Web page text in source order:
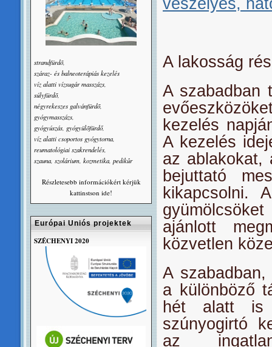
veszélyes,
A lakosság
A szabadban
kezelés
A kezelés
az ablakokat,
bejuttató
kikapcsolni.
ajánlott
közvetlen
A
a különböző
hét alatt is
szúnyogirtó
az
strandfürdõ,
száraz- és balneoterápiás kezelés
víz alatti vízsugár masszázs,
súlyfürdõ,
négyrekeszes galvánfürdõ,
gyógymasszázs,
gyógyúszás, gyógyülõfürdő,
víz alatti csoportos gyógytorna,
reumatológiai szakrendelés,
szauna, szolárium, kozmetika, pedikûr
Részletesebb információkért kérjük
kattinstson ide!
Európai Uniós projektek
SZÉCHENYI 2020